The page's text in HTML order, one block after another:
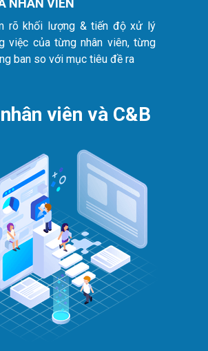
viên và C&B
NHÂN VIÊN
rõ khối lượng & tiến độ xử lý
việc của từng nhân viên, từng
ban so với mục tiêu đề ra